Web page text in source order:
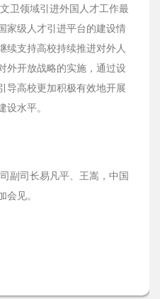
卫领域引进外国人才工作最
家级人才引进平台的建设情
续支持高校持续推进对外人
外开放战略的实施，通过设
导高校更加积极有效地开展
水平。
副司长易凡平、王嵩，中国
会见。